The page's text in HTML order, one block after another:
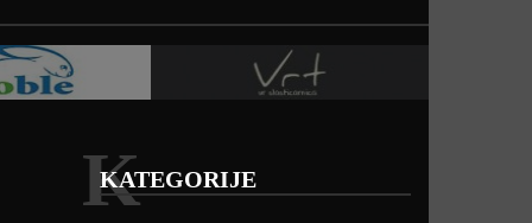
KATEGORIJE
K